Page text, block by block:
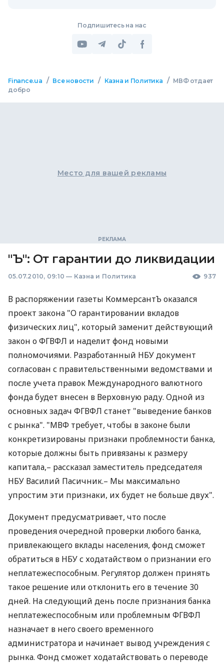
Подпишитесь на нас
Finance.ua / Все новости / Казна и Политика / МВФ отдает
добро
Место для вашей рекламы
"Ъ": От гарантии до ликвидации
05.07.2010, 09:10 — Казна и Политика 937
В распоряжении газеты КоммерсантЪ оказался
проект закона "О гарантировании вкладов
физических лиц", который заменит действующий
закон о ФГВФЛ и наделит фонд новыми
полномочиями. Разработанный НБУ документ
согласован с правительственными ведомствами и
после учета правок Международного валютного
фонда будет внесен в Верховную раду. Одной из
основных задач ФГВФЛ станет "выведение банков
с рынка". "МВФ требует, чтобы в законе были
конкретизированы признаки проблемности банка,
которые должны быть привязаны к размеру
капитала,– рассказал заместитель председателя
НБУ Василий Пасичник.– Мы максимально
упростим эти признаки, их будет не больше двух".
Документ предусматривает, что после
проведения очередной проверки любого банка,
привлекающего вклады населения, фонд сможет
обратиться в НБУ с ходатайством о признании его
неплатежеспособным. Регулятор должен принять
такое решение или отклонить его в течение 30
дней. На следующий день после признания банка
неплатежеспособным или проблемным ФГВФЛ
назначает в него своего временного
администратора и начинает вывод учреждения с
рынка. Фонд сможет ходатайствовать о переводе